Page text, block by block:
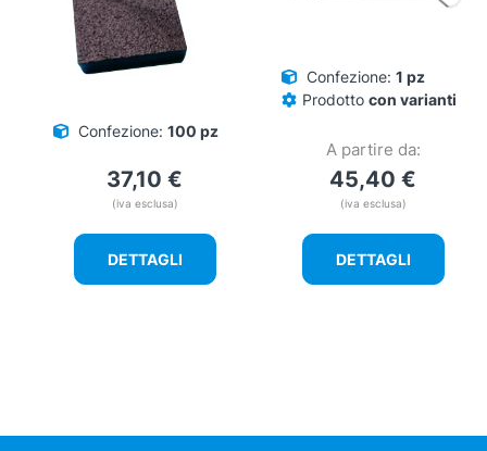
Confezione: 100 pz
37,10 €
(iva esclusa)
DETTAGLI
Confezione: 1 pz
Prodotto con varianti
A partire da:
45,40 €
(iva esclusa)
DETTAGLI